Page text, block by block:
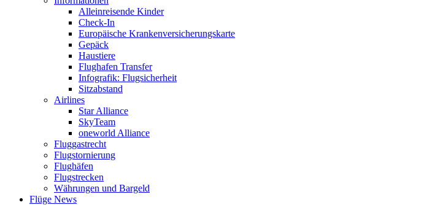
Alleinreisende Kinder
Check-In
Europäische Krankenversicherungskarte
Gepäck
Haustiere
Flughafen Transfer
Infografik: Flugsicherheit
Sitzabstand
Airlines
Star Alliance
SkyTeam
oneworld Alliance
Fluggastrecht
Flugstornierung
Flughäfen
Flugstrecken
Währungen und Bargeld
Flüge News